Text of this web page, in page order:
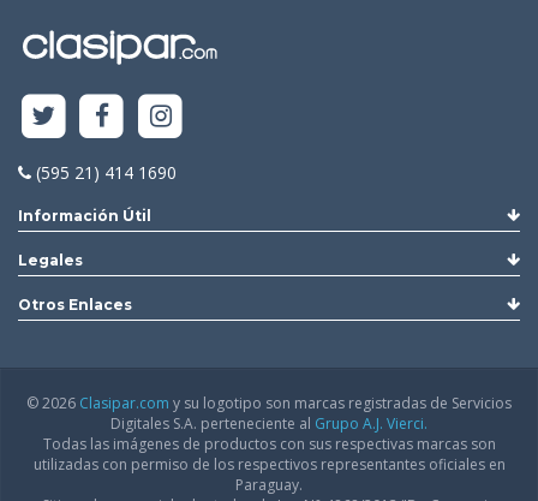
(595 21) 414 1690
Información Útil
Legales
Otros Enlaces
© 2026 Clasipar.com y su logotipo son marcas registradas de Servicios
Digitales S.A. perteneciente al Grupo A.J. Vierci.
Todas las imágenes de productos con sus respectivas marcas son
utilizadas con permiso de los respectivos representantes oficiales en
Paraguay.